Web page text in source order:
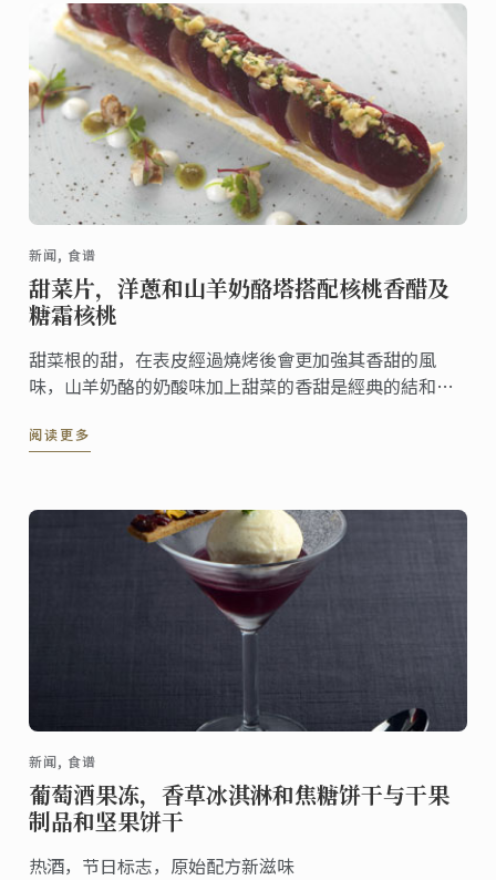
德。
新闻, 食谱
甜菜片，洋蔥和山羊奶酪塔搭配核桃香醋及
糖霜核桃
甜菜根的甜，在表皮經過燒烤後會更加強其香甜的風
味，山羊奶酪的奶酸味加上甜菜的香甜是經典的結和。
地。
阅读更多
新闻, 食谱
葡萄酒果冻，香草冰淇淋和焦糖饼干与干果
制品和坚果饼干
热酒，节日标志，原始配方新滋味